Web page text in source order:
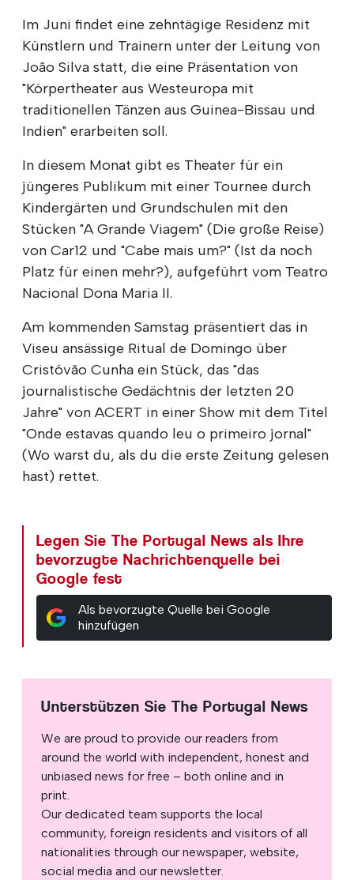
Im Juni findet eine zehntägige Residenz mit
Künstlern und Trainern unter der Leitung von
João Silva statt, die eine Präsentation von
"Körpertheater aus Westeuropa mit
traditionellen Tänzen aus Guinea-Bissau und
Indien" erarbeiten soll.
In diesem Monat gibt es Theater für ein
jüngeres Publikum mit einer Tournee durch
Kindergärten und Grundschulen mit den
Stücken "A Grande Viagem" (Die große Reise)
von Car12 und "Cabe mais um?" (Ist da noch
Platz für einen mehr?), aufgeführt vom Teatro
Nacional Dona Maria II.
Am kommenden Samstag präsentiert das in
Viseu ansässige Ritual de Domingo über
Cristóvão Cunha ein Stück, das "das
journalistische Gedächtnis der letzten 20
Jahre" von ACERT in einer Show mit dem Titel
"Onde estavas quando leu o primeiro jornal"
(Wo warst du, als du die erste Zeitung gelesen
hast) rettet.
Legen Sie The Portugal News als Ihre
bevorzugte Nachrichtenquelle bei
Google fest
Als bevorzugte Quelle bei Google
hinzufügen
Unterstützen Sie The Portugal News
We are proud to provide our readers from
around the world with independent, honest and
unbiased news for free – both online and in
print.
Our dedicated team supports the local
community, foreign residents and visitors of all
nationalities through our newspaper, website,
social media and our newsletter.